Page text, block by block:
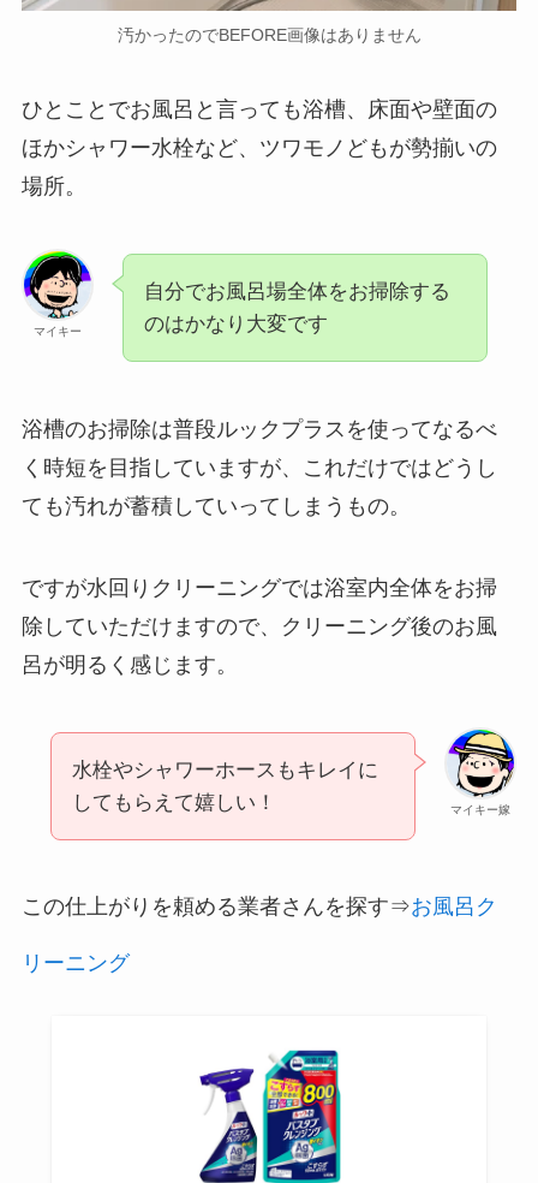
汚かったのでBEFORE画像はありません
ひとことでお風呂と言っても浴槽、床面や壁面の
ほかシャワー水栓など、ツワモノどもが勢揃いの
場所。
マイキー
自分でお風呂場全体をお掃除する
のはかなり大変です
浴槽のお掃除は普段ルックプラスを使ってなるべ
く時短を目指していますが、これだけではどうし
ても汚れが蓄積していってしまうもの。
ですが水回りクリーニングでは浴室内全体をお掃
除していただけますので、クリーニング後のお風
呂が明るく感じます。
マイキー嫁
水栓やシャワーホースもキレイに
してもらえて嬉しい！
この仕上がりを頼める業者さんを探す⇒お風呂ク
リーニング